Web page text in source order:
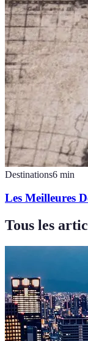
Destinations6 min
Les Meilleures
Tous les